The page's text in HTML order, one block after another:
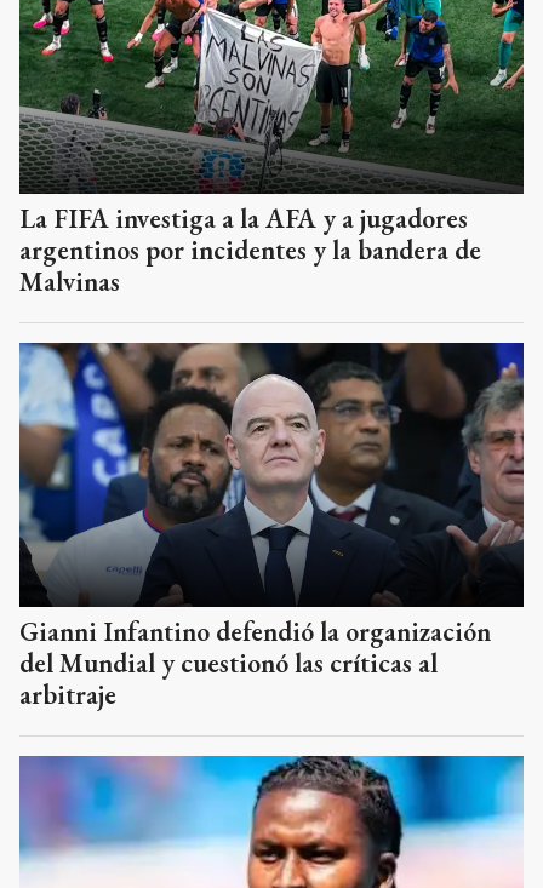
La FIFA investiga a la AFA y a jugadores
argentinos por incidentes y la bandera de
Malvinas
Gianni Infantino defendió la organización
del Mundial y cuestionó las críticas al
arbitraje